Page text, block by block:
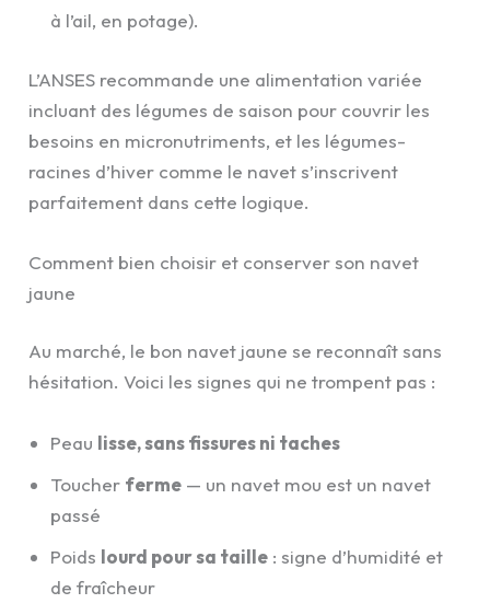
à l’ail, en potage).
L’ANSES recommande une alimentation variée
incluant des légumes de saison pour couvrir les
besoins en micronutriments, et les légumes-
racines d’hiver comme le navet s’inscrivent
parfaitement dans cette logique.
Comment bien choisir et conserver son navet
jaune
Au marché, le bon navet jaune se reconnaît sans
hésitation. Voici les signes qui ne trompent pas :
Peau lisse, sans fissures ni taches
Toucher ferme — un navet mou est un navet
passé
Poids lourd pour sa taille : signe d’humidité et
de fraîcheur